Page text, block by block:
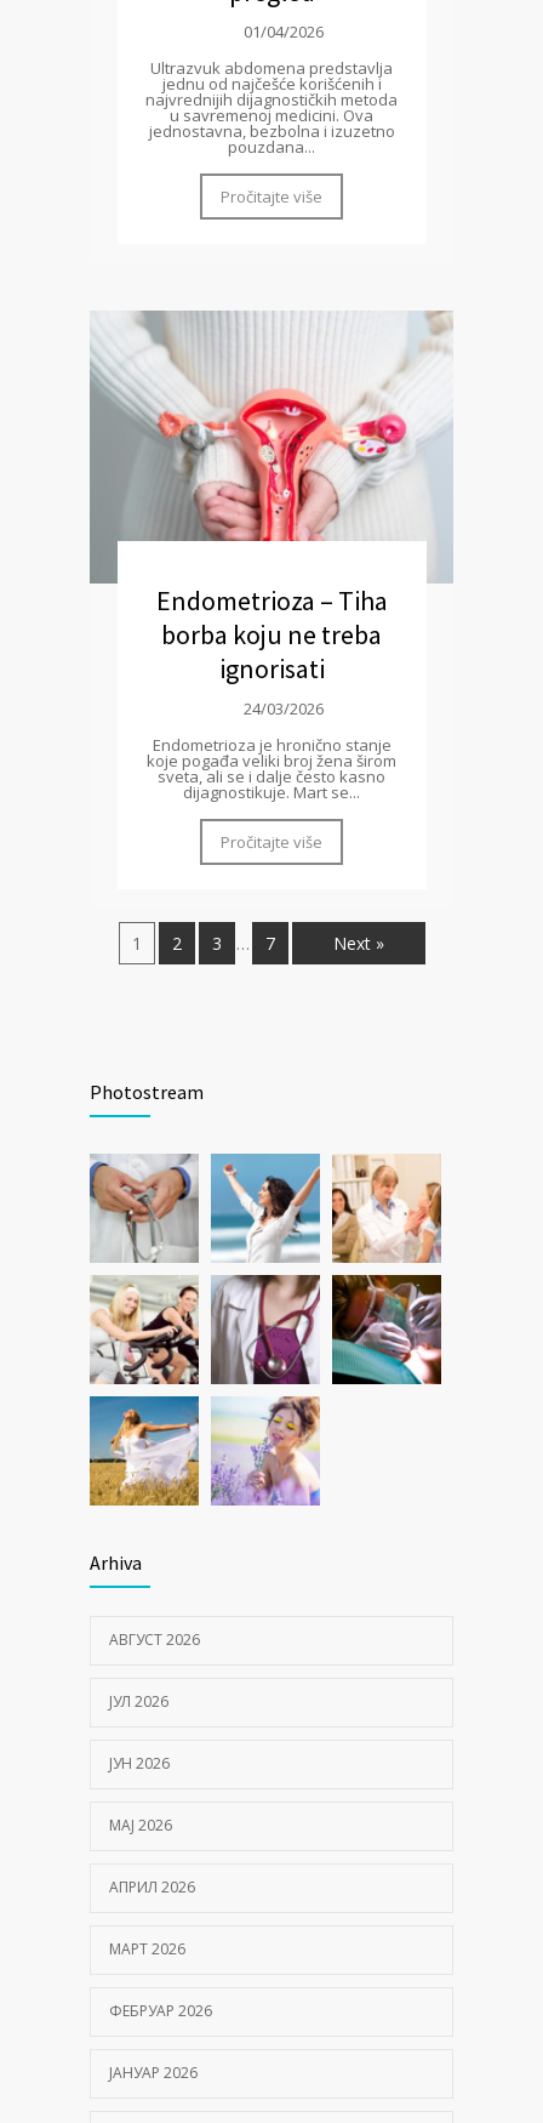
01/04/2026
Ultrazvuk abdomena predstavlja
jednu od najčešće korišćenih i
najvrednijih dijagnostičkih metoda
u savremenoj medicini. Ova
jednostavna, bezbolna i izuzetno
pouzdana...
Pročitajte više
Endometrioza – Tiha
borba koju ne treba
ignorisati
24/03/2026
Endometrioza je hronično stanje
koje pogađa veliki broj žena širom
sveta, ali se i dalje često kasno
dijagnostikuje. Mart se...
Pročitajte više
1 2 3 … 7 Next »
Photostream
Arhiva
АВГУСТ 2026
ЈУЛ 2026
ЈУН 2026
МАЈ 2026
АПРИЛ 2026
МАРТ 2026
ФЕБРУАР 2026
ЈАНУАР 2026